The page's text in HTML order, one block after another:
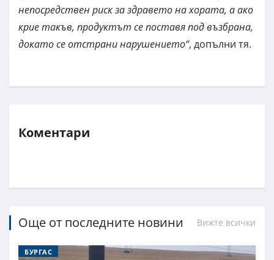
непосредствен риск за здравето на хората, а ако
крие такъв, продуктът се поставя под възбрана,
докато се отстрани нарушението“, допълни тя.
Коментари
Още от последните новини Вижте всички
БУРГАС